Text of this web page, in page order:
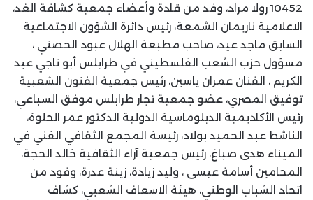
10452 رولا مراد، وفد من قادة وأعضاء جمعية كشافة الغد،
الاعلامية ناريمان الشمعة، رئيس دائرة الشؤون الاجتماعية
السابق ماجد عيد، صاحب مطبعة الهلال عبود الحصني ،
مسؤول حزب الشعب الفلسطيني في طرابلس أبو ناجي عبد
الكريم ، الفنان عمران ياسين، رئيس جمعية الفنون الشعبية
توفيق المصري، عضو جمعية تجار طرابلس موفق السباعي،
رئيس الأكاديمية الدبلوماسية الدولية الدكتور عمر الحلوة،
الناشط عبد الحميد بولاد، رئيسة المجمع الثقافي الفني في
الميناء هدى صباغ، رئيس جمعية آراء الثقافية خالد الحجة،
المحامين أسامة عيسى ، وليد زيادة، زينة عدرة، وفود من
اتحاد الشباب الوطني، هيئة الاسعاف الشعبي، كشاف